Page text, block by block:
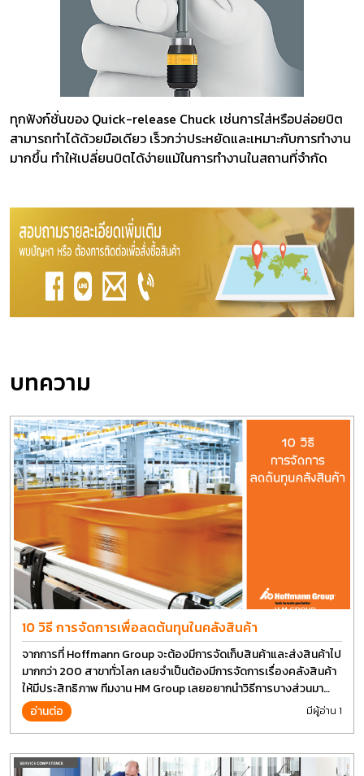
ทุกฟังก์ชั่นของ Quick-release Chuck เช่นการใส่หรือปล่อยบิต
สามารถทำได้ด้วยมือเดียว เร็วกว่าประหยัดและเหมาะกับการทำงาน
มากขึ้น ทำให้เปลี่ยนบิตได้ง่ายแม้ในการทำงานในสถานที่จำกัด
บทความ
10 วิธี การจัดการเพื่อลดต้นทุนในคลังสินค้า
จากการที่ Hoffmann Group จะต้องมีการจัดเก็บสินค้าและส่งสินค้าไป
มากกว่า 200 สาขาทั่วโลก เลยจำเป็นต้องมีการจัดการเรื่องคลังสินค้า
ให้มีประสิทธิภาพ ทีมงาน HM Group เลยอยากนำวิธีการบางส่วนมา
แบ่งปันกัน
อ่านต่อ มีผู้อ่าน 1